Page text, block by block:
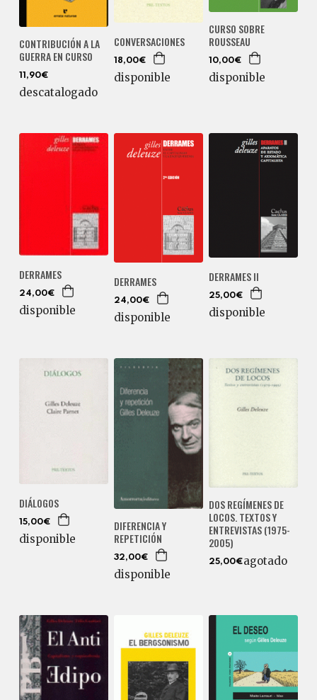
CONTRIBUCIÓN A LA
GUERRA EN CURSO
11,90€
descatalogado
CONVERSACIONES
18,00€
disponible
CURSO SOBRE
ROUSSEAU
10,00€
disponible
DERRAMES
24,00€
disponible
DERRAMES
24,00€
disponible
DERRAMES II
25,00€
disponible
DIÁLOGOS
15,00€
disponible
DIFERENCIA Y
REPETICIÓN
32,00€
disponible
DOS REGÍMENES DE
LOCOS. TEXTOS Y
ENTREVISTAS (1975-
2005)
25,00€agotado